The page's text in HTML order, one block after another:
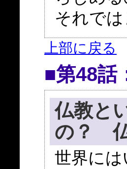
それで
上部に戻る
■第48話
仏教と
の？
世界に